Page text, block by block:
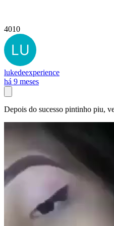
4010
lukedeexperience
há 9 meses
Depois do sucesso pintinho piu,